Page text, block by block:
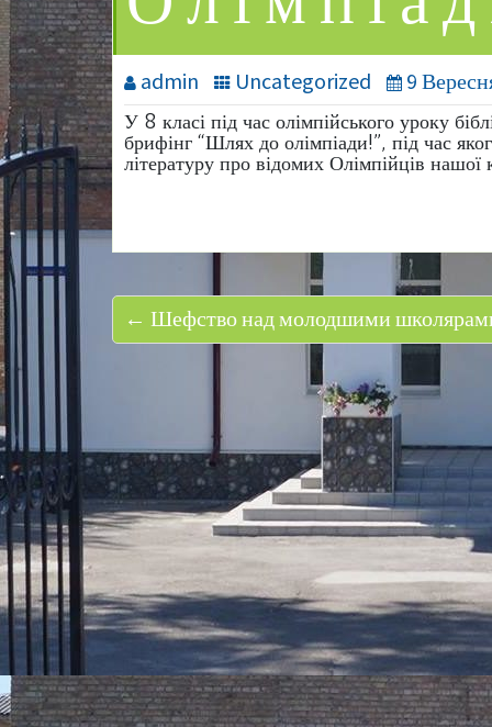
admin Uncategorized 9
У 8 класі під час олімпійського уроку
брифінг “Шлях до олімпіади!”, під час
літературу про відомих Олімпійців нашої
← Шефство над молодшими